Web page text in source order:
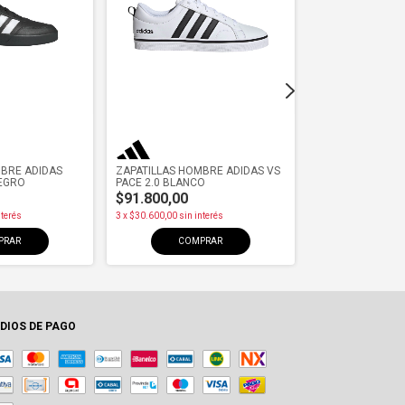
ADIDAS
ZAPATILLAS HOMBRE ADIDAS VS
PACE 2.0 BLANCO
$91.800,00
3 x$30.600,00 sin interés
COMPRAR
DE PAGO